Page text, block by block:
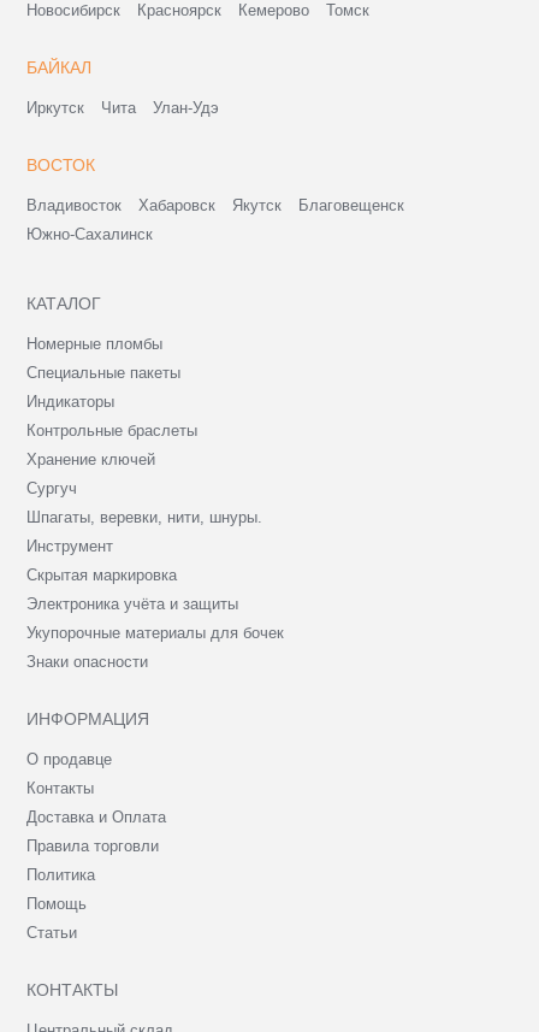
Новосибирск Красноярск Кемерово Томск
БАЙКАЛ
Иркутск Чита Улан-Удэ
ВОСТОК
Владивосток Хабаровск Якутск
Благовещенск
Южно-Сахалинск
КАТАЛОГ
Номерные пломбы
Специальные пакеты
Индикаторы
Контрольные браслеты
Хранение ключей
Сургуч
Шпагаты, веревки, нити, шнуры.
Инструмент
Скрытая маркировка
Электроника учёта и защиты
Укупорочные материалы для бочек
Знаки опасности
ИНФОРМАЦИЯ
О продавце
Контакты
Доставка и Оплата
Правила торговли
Политика
Помощь
Статьи
КОНТАКТЫ